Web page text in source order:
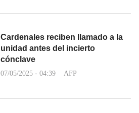
Cardenales reciben llamado a la
unidad antes del incierto
cónclave
07/05/2025 - 04:39 AFP